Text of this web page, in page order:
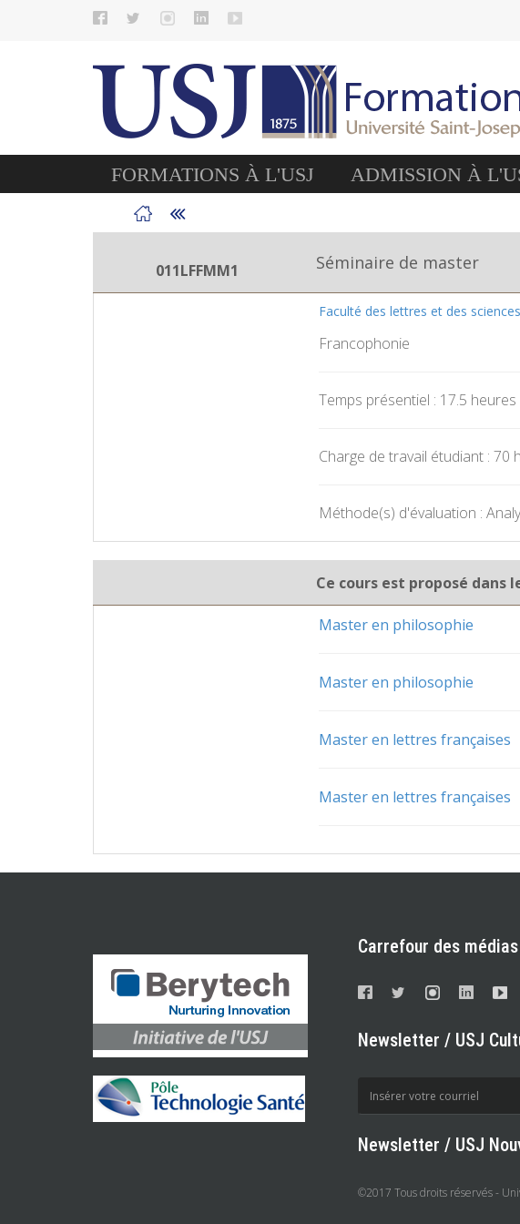
FORMATIONS À L'USJ ADMISSION À
011LFFMM1 Séminaire de master
Faculté des lettres et des
Francophonie
Temps présentiel : 17.5 heures
Charge de travail étudiant : 70
Méthode(s) d'évaluation :
Ce cours est proposé dans
Master en philosophie
Master en philosophie
Master en lettres françaises
Master en lettres françaises
Carrefour des
Newsletter / USJ
Newsletter / USJ
©2017 Tous droits réservés -